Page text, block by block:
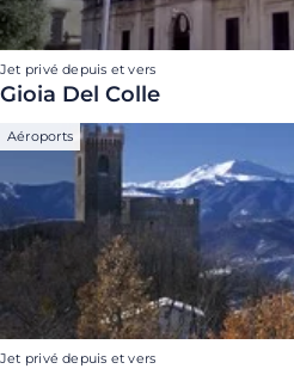
Jet privé depuis et vers
Gioia Del Colle
Aéroports
Jet privé depuis et vers